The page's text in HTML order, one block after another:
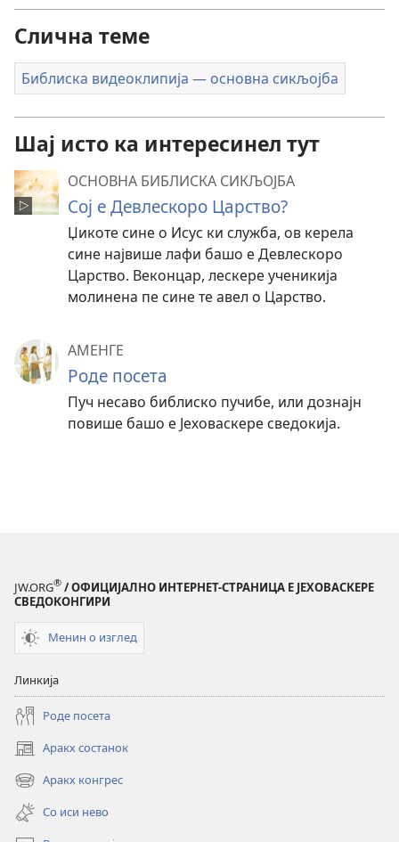
Слична теме
Библиска видеоклипија — основна сикљојба
Шај исто ка интересинел тут
ОСНОВНА БИБЛИСКА СИКЉОЈБА
Сој е Девлескоро Царство?
Џикоте сине о Исус ки служба, ов керела
сине највише лафи башо е Девлескоро
Царство. Веконцар, лескере ученикија
молинена пе сине те авел о Царство.
АМЕНГЕ
Роде посета
Пуч несаво библиско пучибе, или дознајн
повише башо е Јеховаскере сведокија.
JW.ORG® / ОФИЦИЈАЛНО ИНТЕРНЕТ-СТРАНИЦА Е ЈЕХОВАСКЕРЕ
СВЕДОКОНГИРИ
Менин о изглед
Линкија
Роде посета
Аракх состанок
(opens
new
window)
Аракх конгрес
(opens
new
window)
Со иси нево